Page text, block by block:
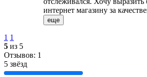
интернет магазину за
еще
1 1
5 из 5
Отзывов: 1
5 звёзд